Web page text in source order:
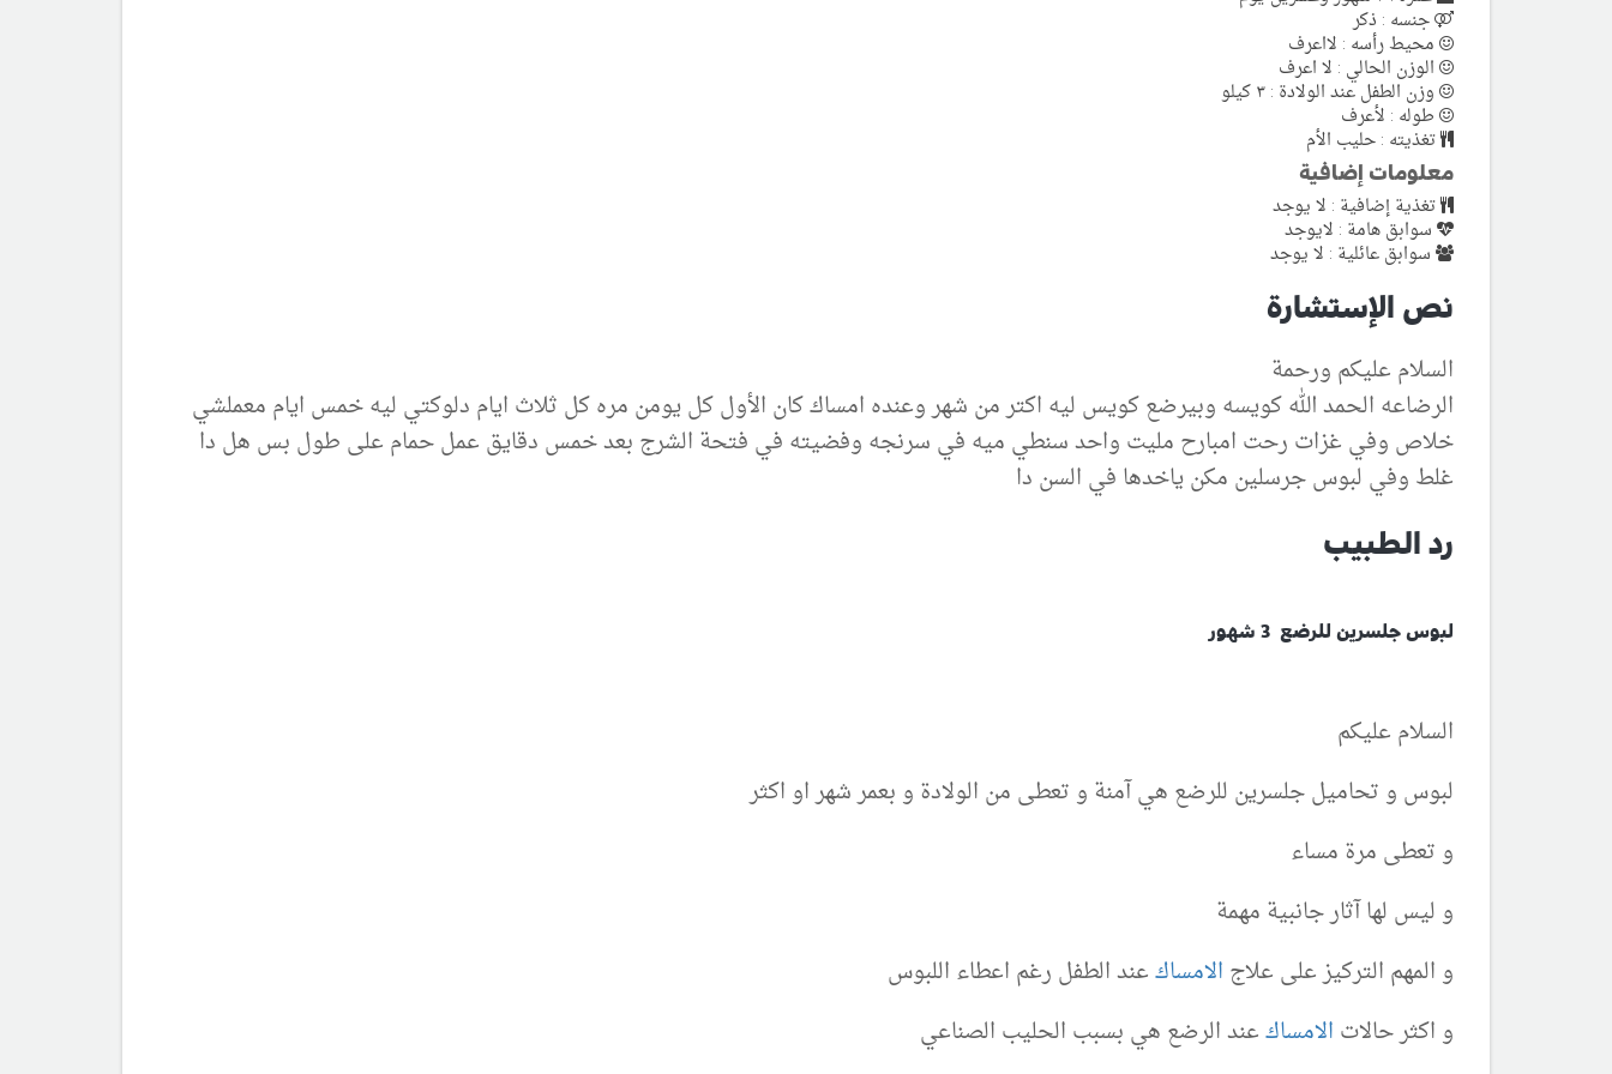
جنسه : ذكر
محيط رأسه : لااعرف
الوزن الحالي : لا اعرف
وزن الطفل عند الولادة : ٣ كيلو
طوله : لأعرف
تغذيته : حليب الأم
معلومات إضافية
تغذية إضافية : لا يوجد
سوابق هامة : لايوجد
سوابق عائلية : لا يوجد
نص الإستشارة
السلام عليكم ورحمة
الرضاعه الحمد الله كويسه وبيرضع كويس ليه اكتر من شهر وعنده امساك كان الأول كل يومن مره كل ثلاث ايام دلوكتي ليه خمس ايام معملشي
خلاص وفي غزات رحت امبارح مليت واحد سنطي ميه في سرنجه وفضيته في فتحة الشرج بعد خمس دقايق عمل حمام على طول بس هل دا
غلط وفي لبوس جرسلين مكن ياخدها في السن دا
رد الطبيب
لبوس جلسرين للرضع 3 شهور
السلام عليكم
لبوس و تحاميل جلسرين للرضع هي آمنة و تعطى من الولادة و بعمر شهر او اكثر
و تعطى مرة مساء
و ليس لها آثار جانبية مهمة
و المهم التركيز على علاج الامساكعند الطفل رغم اعطاء اللبوس
و اكثر حالات الامساكعند الرضع هي بسبب الحليب الصناعي